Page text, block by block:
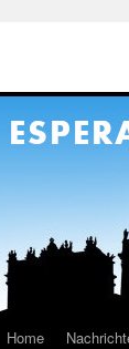
SkipHome